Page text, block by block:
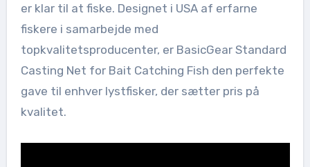
er klar til at fiske. Designet i USA af erfarne
fiskere i samarbejde med
topkvalitetsproducenter, er BasicGear Standard
Casting Net for Bait Catching Fish den perfekte
gave til enhver lystfisker, der sætter pris på
kvalitet.